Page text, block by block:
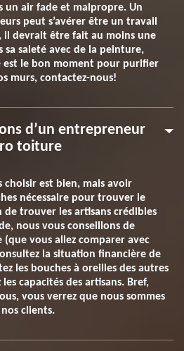
un air fade et malpropre. Un
peut s’avérer être un travail
il devrait être fait au moins une
sa saleté avec de la peinture,
est le bon moment pour purifier
murs, contactez-nous!
d’un entrepreneur
toiture
choisir est bien, mais avoir
nécessaire pour trouver le
trouver les artisans crédibles
nous vous conseillons de
(que vous allez comparer avec
la situation financière de
les bouches à oreilles des autres
capacités des artisans. Bref,
vous verrez que nous sommes
clients.